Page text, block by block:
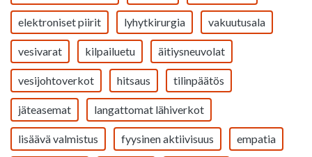
elektroniset piirit lyhytkirurgia vakuutusala
vesivarat kilpailuetu äitiysneuvolat
vesijohtoverkot hitsaus tilinpäätös
jäteasemat langattomat lähiverkot
lisäävä valmistus fyysinen aktiivisuus empatia